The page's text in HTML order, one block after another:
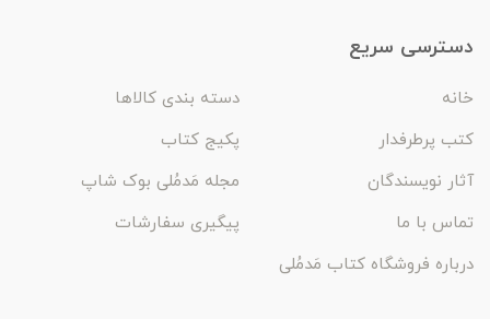
دسترسی سریع
خانه
دسته بندی کالاها
کتب پرطرفدار
پکیج کتاب
آثار نویسندگان
مجله مَدمُلی بوک شاپ
تماس با ما
پیگیری سفارشات
درباره فروشگاه کتاب مَدمُلی